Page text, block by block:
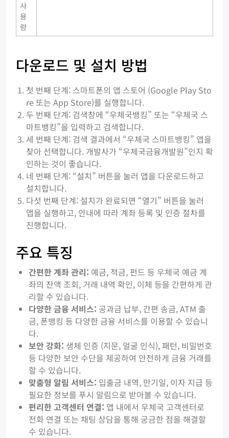
사
용
량
다운로드 및 설치 방법
첫 번째 단계: 스마트폰의 앱 스토어 (Google Play Sto
re 또는 App Store)를 실행합니다.
두 번째 단계: 검색창에 “우체국뱅킹” 또는 “우체국 스
마트뱅킹”을 입력하고 검색합니다.
세 번째 단계: 검색 결과에서 “우체국 스마트뱅킹” 앱을
찾아 선택합니다. 개발사가 “우체국금융개발원”인지 확
인하는 것이 좋습니다.
네 번째 단계: “설치” 버튼을 눌러 앱을 다운로드하고
설치합니다.
다섯 번째 단계: 설치가 완료되면 “열기” 버튼을 눌러
앱을 실행하고, 안내에 따라 계좌 등록 및 인증 절차를
진행합니다.
주요 특징
간편한 계좌 관리: 예금, 적금, 펀드 등 우체국 예금 계
좌의 잔액 조회, 거래 내역 확인, 이체 등을 간편하게 관
리할 수 있습니다.
다양한 금융 서비스: 공과금 납부, 간편 송금, ATM 출
금, 폰뱅킹 등 다양한 금융 서비스를 이용할 수 있습니
다.
보안 강화: 생체 인증 (지문, 얼굴 인식), 패턴, 비밀번호
등 다양한 보안 수단을 제공하여 안전하게 금융 거래를
할 수 있습니다.
맞춤형 알림 서비스: 입출금 내역, 만기일, 이자 지급 등
필요한 정보를 푸시 알림으로 받아볼 수 있습니다.
편리한 고객센터 연결: 앱 내에서 우체국 고객센터로
전화 연결 또는 채팅 상담을 통해 궁금한 점을 해결할
수 있습니다.